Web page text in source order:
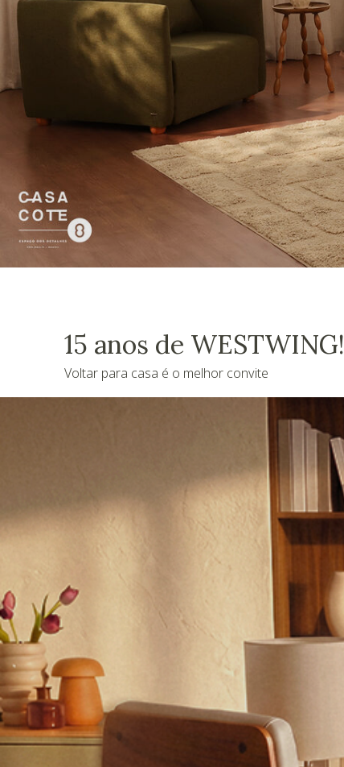
15 anos de WESTWING!
Voltar para casa é o melhor convite